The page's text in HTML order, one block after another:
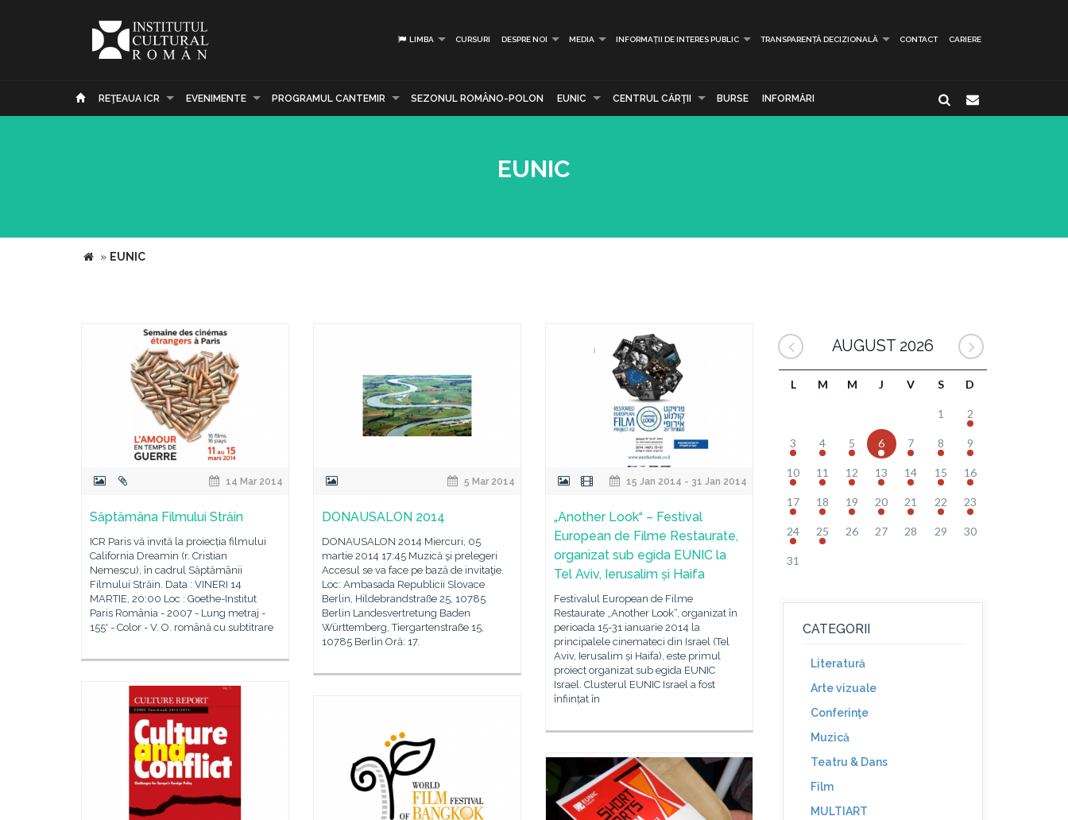
LIMBA CURSURI DESPRE NOI MEDIA INFORMAȚII DE INTERES PUBLIC TRANSPARENȚĂ DECIZIONALĂ CONTACT CARIERE
REŢEAUA ICR EVENIMENTE PROGRAMUL CANTEMIR SEZONUL ROMÂNO-POLON EUNIC CENTRUL CĂRŢII BURSE INFORMĂRI
EUNIC
» EUNIC
14 Mar 2014
Săptămâna Filmului Străin
ICR Paris vă invită la proiecția filmului
California Dreamin (r. Cristian
Nemescu), în cadrul Săptămânii
Filmului Străin. Data : VINERI 14
MARTIE, 20:00 Loc : Goethe-Institut
Paris România - 2007 - Lung metraj -
155' - Color - V. O. română cu subtitrare
5 Mar 2014
DONAUSALON 2014
DONAUSALON 2014 Miercuri, 05
martie 2014 17:45 Muzică şi prelegeri
Accesul se va face pe bază de invitaţie.
Loc: Ambasada Republicii Slovace
Berlin, Hildebrandstraße 25, 10785
Berlin Landesvertretung Baden
Württemberg, Tiergartenstraße 15,
10785 Berlin Oră: 17.
15 Jan 2014 - 31 Jan 2014
„Another Look“ – Festival
European de Filme Restaurate,
organizat sub egida EUNIC la
Tel Aviv, Ierusalim și Haifa
Festivalul European de Filme
Restaurate „Another Look“, organizat în
perioada 15-31 ianuarie 2014 la
principalele cinemateci din Israel (Tel
Aviv, Ierusalim și Haifa), este primul
proiect organizat sub egida EUNIC
Israel. Clusterul EUNIC Israel a fost
înființat în
AUGUST 2026
L M M J V S D
1 2
3 4 5 6 7 8 9
10 11 12 13 14 15 16
17 18 19 20 21 22 23
24 25 26 27 28 29 30
31
CATEGORII
Literatură
Arte vizuale
Conferinţe
Muzică
Teatru & Dans
Film
MULTIART